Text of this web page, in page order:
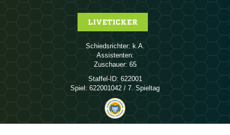
LIVETICKER
Schiedsrichter: 
Assistenten:
Zuschauer: 65
Staffel-ID: 622001
Spiel: 622001042 / 7. Spieltag